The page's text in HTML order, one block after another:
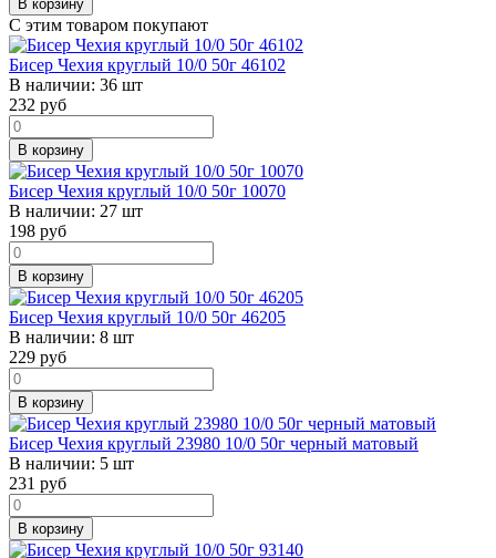
В корзину
С этим товаром покупают
Бисер Чехия круглый 10/0 50г 46102
В наличии: 36 шт
232 руб
В корзину
Бисер Чехия круглый 10/0 50г 10070
В наличии: 27 шт
198 руб
В корзину
Бисер Чехия круглый 10/0 50г 46205
В наличии: 8 шт
229 руб
В корзину
Бисер Чехия круглый 23980 10/0 50г черный матовый
В наличии: 5 шт
231 руб
В корзину